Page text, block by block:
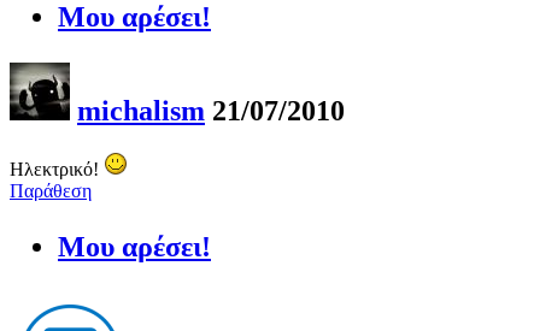
Μου αρέσει!
michalism 21/07/2010
Ηλεκτρικό!
Παράθεση
Μου αρέσει!